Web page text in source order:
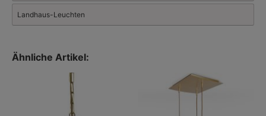
Landhaus-Leuchten
Ähnliche Artikel: